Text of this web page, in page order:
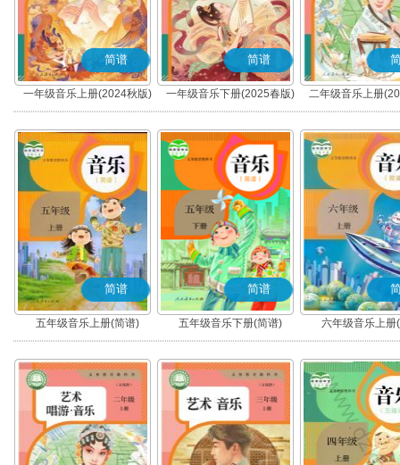
简谱
一年级音乐上册(2024秋版)
(简谱)
简谱
一年级音乐下册(2025春版)
(简谱)
二年级音乐上册
(简谱)
简谱
五年级音乐上册(简谱)
简谱
五年级音乐下册(简谱) 六年级音乐上册